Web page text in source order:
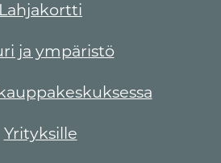
Lahjakortti
ja ympäristö
Yrityksille